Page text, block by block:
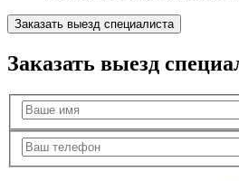
Заказать выезд специалиста
Заказать выезд